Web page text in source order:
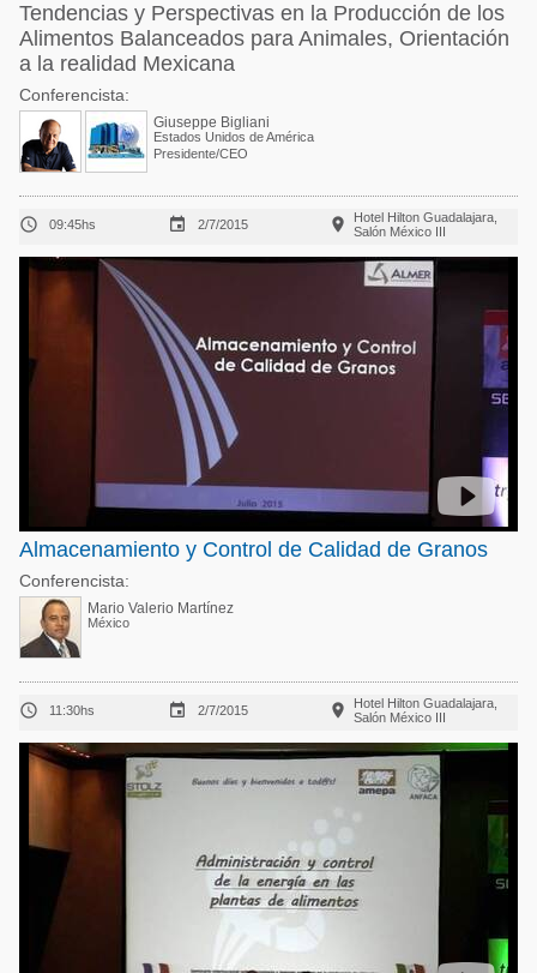
Tendencias y Perspectivas en la Producción de los
Alimentos Balanceados para Animales, Orientación
a la realidad Mexicana
Conferencista:
Giuseppe Bigliani
Estados Unidos de América
Presidente/CEO
 09:45hs  2/7/2015 
Hotel Hilton Guadalajara,
Salón México III
Almacenamiento y Control de Calidad de Granos
Conferencista:
Mario Valerio Martínez
México
 11:30hs  2/7/2015 
Hotel Hilton Guadalajara,
Salón México III